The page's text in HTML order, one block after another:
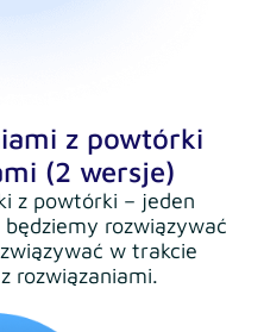
z powtórki
(2 wersje)
z powtórki – jeden
rozwiązywać
w trakcie
rozwiązaniami.